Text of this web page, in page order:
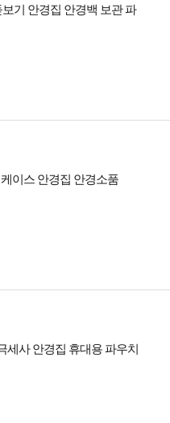
기 안경집 안경백 보관 파
이스 안경집 안경소품
세사 안경집 휴대용 파우치